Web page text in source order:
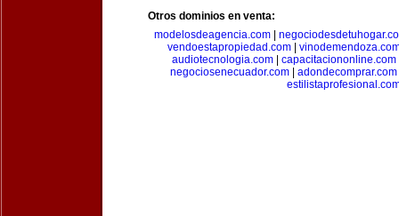
Otros dominios en venta:
modelosdeagencia.com
vendoestapropiedad.com|
audiotecnologia.com
capacitaciononline.com
negociosenecuador.com| adondecomprar.com